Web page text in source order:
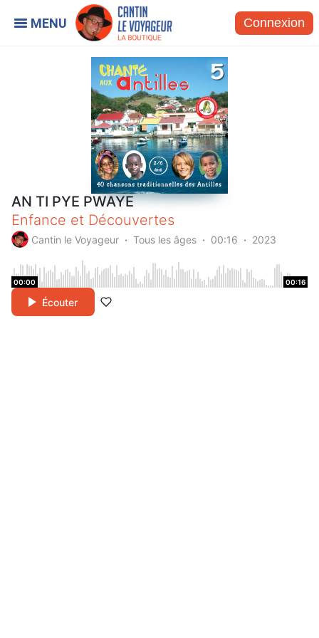
Connexion
AN TI PYE PWAYE
Enfance et Découvertes
Cantin le Voyageur Tous les âges 00:16 2023
00:00 00:16
Écouter